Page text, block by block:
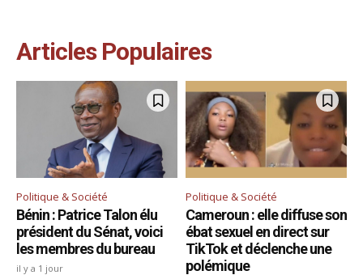
Articles Populaires
Politique & Société
Bénin : Patrice Talon élu
président du Sénat, voici
les membres du bureau
il y a 1 jour
Politique & Société
Cameroun : elle diffuse son
ébat sexuel en direct sur
TikTok et déclenche une
polémique